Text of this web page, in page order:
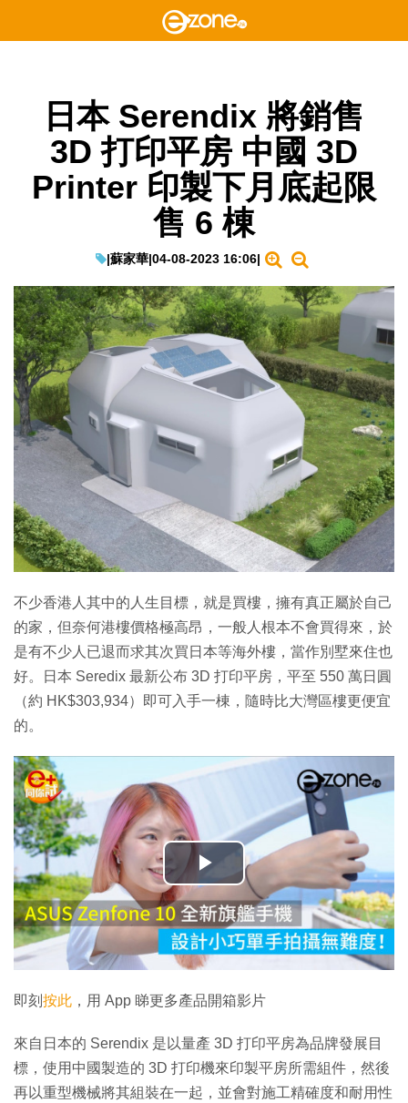
日本 Serendix 將銷售
3D 打印平房 中國 3D
Printer 印製下月底起限
售 6 棟
|蘇家華|04-08-2023 16:06|
不少香港人其中的人生目標，就是買樓，擁有真正屬於自己
的家，但奈何港樓價格極高昂，一般人根本不會買得來，於
是有不少人已退而求其次買日本等海外樓，當作別墅來住也
好。日本 Seredix 最新公布 3D 打印平房，平至 550 萬日圓
（約 HK$303,934）即可入手一棟，隨時比大灣區樓更便宜
的。
播
放
影
片
即刻 按此 ，用 App 睇更多產品開箱影片
來自日本的 Serendix 是以量產 3D 打印平房為品牌發展目
標，使用中國製造的 3D 打印機來印製平房所需組件，然後
再以重型機械將其組裝在一起，並會對施工精確度和耐用性